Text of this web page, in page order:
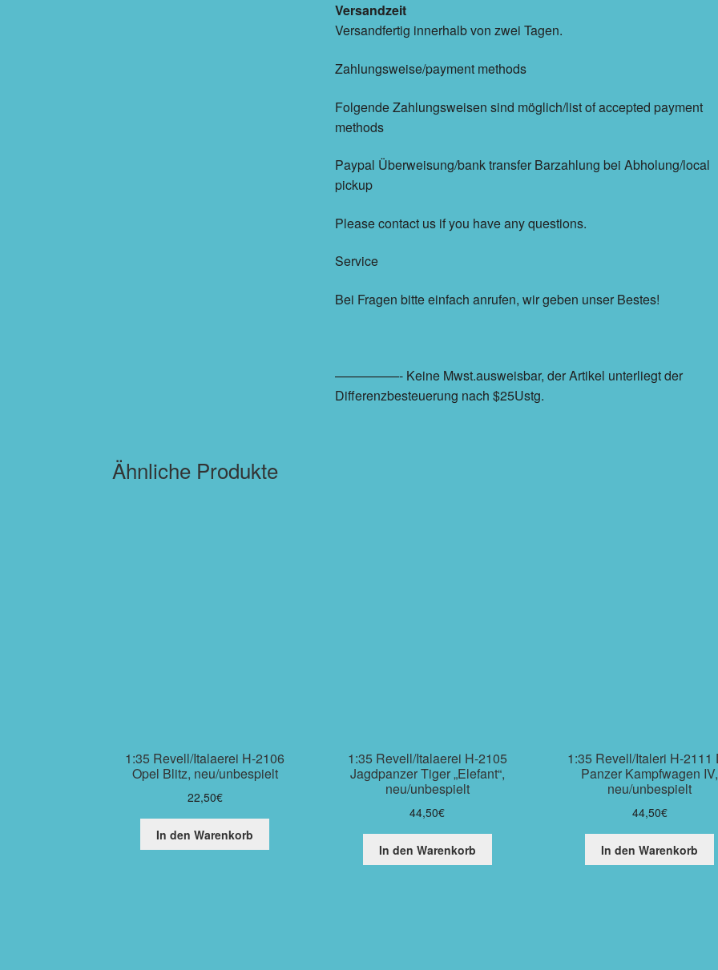
Versandzeit
Versandfertig innerhalb von zwei Tagen.
Zahlungsweise/payment methods
Folgende Zahlungsweisen sind möglich/list of accepted payment
methods
Paypal Überweisung/bank transfer Barzahlung bei Abholung/local
pickup
Please contact us if you have any questions.
Service
Bei Fragen bitte einfach anrufen, wir geben unser Bestes!
—————- Keine Mwst.ausweisbar, der Artikel unterliegt der
Differenzbesteuerung nach $25Ustg.
Ähnliche Produkte
1:35 Revell/Italaerei H-2106
Opel Blitz, neu/unbespielt
22,50€
In den Warenkorb
1:35 Revell/Italaerei H-2105
Jagdpanzer Tiger „Elefant“,
neu/unbespielt
44,50€
In den Warenkorb
1:35 Revell/Italeri H-2111
Panzer Kampfwagen IV,
neu/unbespielt
44,50€
In den Warenkorb